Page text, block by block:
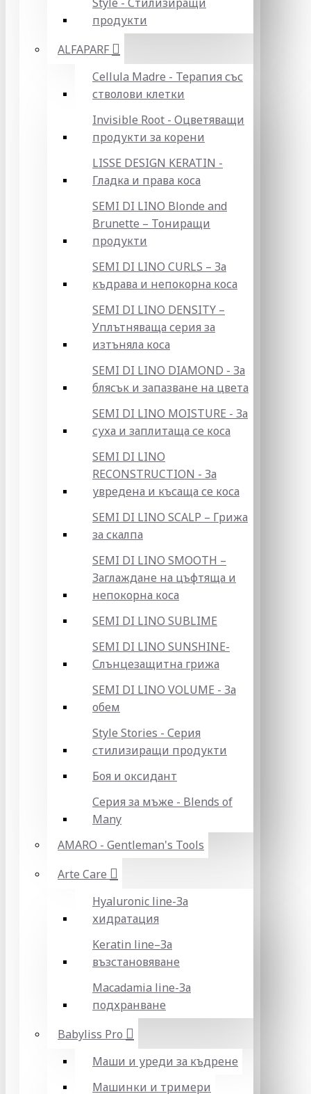
продукти
ALFAPARF
Cellula Madre - Терапия със
стволови клетки
Invisible Root - Оцветяващи
продукти за корени
LISSE DESIGN KERATIN -
Гладка и права коса
SEMI DI LINO Blonde and
Brunette – Тониращи
продукти
SEMI DI LINO CURLS – За
къдрава и непокорна коса
SEMI DI LINO DENSITY –
Уплътняваща серия за
изтъняла коса
SEMI DI LINO DIAMOND - За
блясък и запазване на цвета
SEMI DI LINO MOISTURE - За
суха и заплитаща се коса
SEMI DI LINO
RECONSTRUCTION - За
увредена и късаща се коса
SEMI DI LINO SCALP – Грижа
за скалпа
SEMI DI LINO SMOOTH –
Заглаждане на цъфтяща и
непокорна коса
SEMI DI LINO SUBLIME
SEMI DI LINO SUNSHINE-
Слънцезащитна грижа
SEMI DI LINO VOLUME - За
обем
Style Stories - Серия
стилизиращи продукти
Боя и оксидант
Серия за мъже - Blends of
Many
AMARO - Gentleman's Tools
Arte Care
Hyaluronic line-За
хидратация
Keratin line–За
възстановяване
Macadamia line-За
подхранване
Babyliss Pro
Маши и уреди за къдрене
Машинки и тримери